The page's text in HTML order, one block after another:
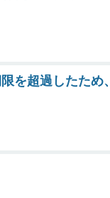
を超過したため、